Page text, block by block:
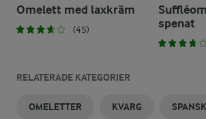
Omelett med laxkräm
(45)
spenat
RELATERADE KATEGORIER
OMELETTER KVARG